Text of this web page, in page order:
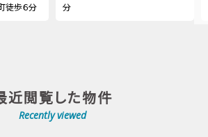
徒歩６分
分
近閲覧した物件
Recently viewed